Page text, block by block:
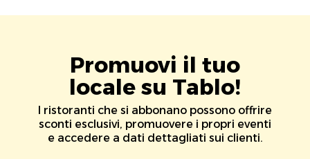
Promuovi il tuo
locale su Tablo!
I ristoranti che si abbonano possono offrire
sconti esclusivi, promuovere i propri eventi
e accedere a dati dettagliati sui clienti.